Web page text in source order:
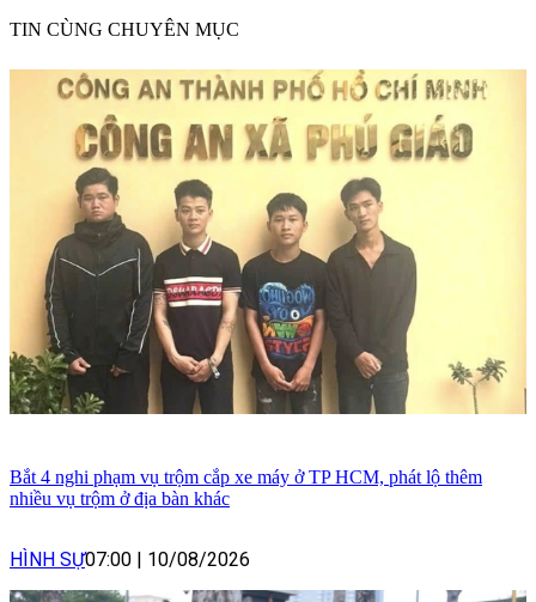
TIN CÙNG CHUYÊN MỤC
Bắt 4 nghi phạm vụ trộm cắp xe máy ở TP HCM, phát lộ thêm
nhiều vụ trộm ở địa bàn khác
HÌNH SỰ07:00 | 10/08/2026